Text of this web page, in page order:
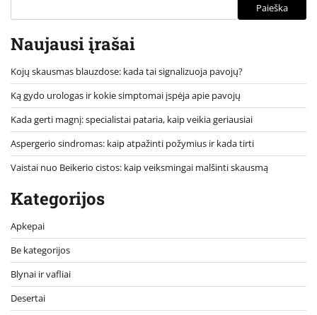
Paieška
Naujausi įrašai
Kojų skausmas blauzdose: kada tai signalizuoja pavojų?
Ką gydo urologas ir kokie simptomai įspėja apie pavojų
Kada gerti magnį: specialistai pataria, kaip veikia geriausiai
Aspergerio sindromas: kaip atpažinti požymius ir kada tirti
Vaistai nuo Beikerio cistos: kaip veiksmingai malšinti skausmą
Kategorijos
Apkepai
Be kategorijos
Blynai ir vafliai
Desertai